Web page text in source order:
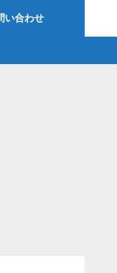
い合わせ